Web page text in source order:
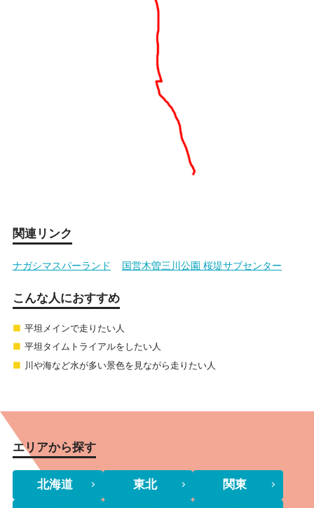
関連リンク
ナガシマスパーランド 国営木曽三川公園 桜堤サブセンター
こんな人におすすめ
平坦メインで走りたい人
平坦タイムトライアルをしたい人
川や海など水が多い景色を見ながら走りたい人
エリアから探す
北海道 東北 関東